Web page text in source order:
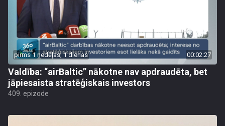
pirms 1 nedēļas, 1 dienas 00:02:27
Valdība: “airBaltic” nākotne nav apdraudēta, bet
jāpiesaista stratēģiskais investors
409. epizode